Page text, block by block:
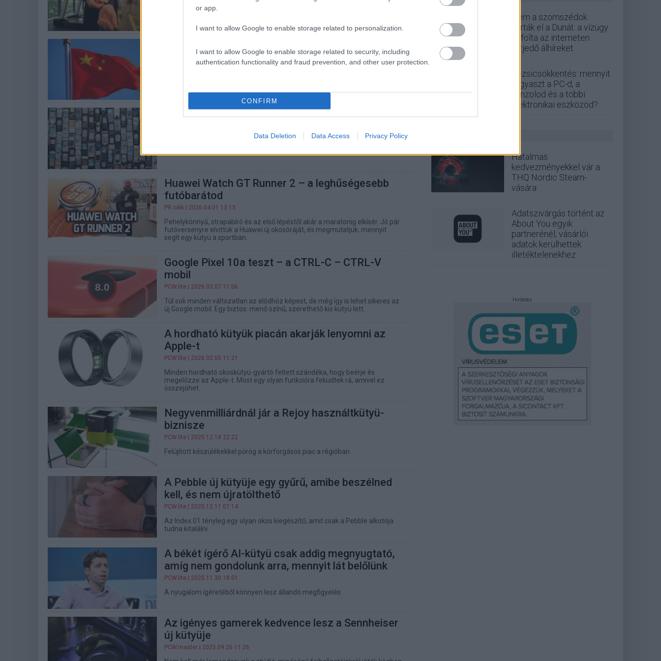
or app.
I want to allow Google to enable storage related to personalization.
I want to allow Google to enable storage related to security, including
authentication functionality and fraud prevention, and other user protection.
CONFIRM
Data Deletion Data Access Privacy Policy
A szingapúri fejlesztés alapján a ruhád lehet a jövő viselhető kütyüje.
kütyüket
A fiókban marad a régi mobil és laptop
A felújított kütyük már kevésbé riasztják el a vevőket.
Huawei Watch GT Runner 2 – a leghűségesebb
futóbarátod
PR cikk | 2026.04.01 13:13
Pehelykönnyű, strapabíró és az első lépéstől akár a maratonig elkísér. Jó pár
futóversenyre elvittük a Huawei új okosóráját, és megmutatjuk, mennyit
segít egy kütyü a sportban.
Google Pixel 10a teszt – a CTRL-C – CTRL-V
mobil
PCW.lite | 2026.03.07 11:06
Túl sok minden változatlan az elődhöz képest, de még így is lehet sikeres az
új Google mobil. Egy biztos: menő színű, szerethető kis kütyü lett.
A hordható kütyük piacán akarják lenyomni az
Apple-t
PCW.lite | 2026.02.05 11:21
Minden hordható okoskütyü-gyártó feltett szándéka, hogy beérje és
megelőzze az Apple-t. Most egy olyan funkcióra feküdtek rá, amivel ez
összejöhet.
Negyvenmilliárdnál jár a Rejoy használtkütyü-
biznisze
PCW.lite | 2025.12.18 22:22
Felújított készülékekkel pörög a körforgásos piac a régióban.
A Pebble új kütyüje egy gyűrű, amibe beszélned
kell, és nem újratölthető
PCW.lite | 2025.12.11 07:14
Az Index 01 tényleg egy olyan okos kiegészítő, amit csak a Pebble alkotója
tudna kitalálni.
A békét ígérő AI-kütyü csak addig megnyugtató,
amíg nem gondolunk arra, mennyit lát belőlünk
PCW.lite | 2025.11.30 18:01
A nyugalom ígéretéből könnyen lesz állandó megfigyelés.
Az igényes gamerek kedvence lesz a Sennheiser
új kütyüje
PCW.master | 2025.09.26 11:26
Nem a szomszédok
zárták el a Dunát: a vízügy
cáfolta az interneten
terjedő álhíreket
Rezsicsökkentés: mennyit
fogyaszt a PC-d, a
konzolod és a többi
elektronikai eszközöd?
Hatalmas
kedvezményekkel vár a
THQ Nordic Steam-
vására
Adatszivárgás történt az
About You egyik
partnerénél, vásárlói
adatok kerülhettek
illetéktelenekhez
Hirdetés